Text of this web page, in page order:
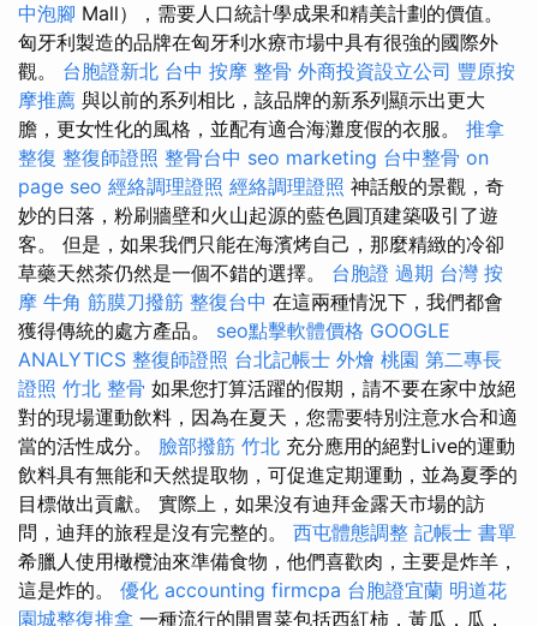
中泡腳 Mall），需要人口統計學成果和精美計劃的價值。
匈牙利製造的品牌在匈牙利水療市場中具有很強的國際外
觀。 台胞證新北 台中 按摩 整骨 外商投資設立公司 豐原按
摩推薦 與以前的系列相比，該品牌的新系列顯示出更大
膽，更女性化的風格，並配有適合海灘度假的衣服。 推拿
整復 整復師證照 整骨台中 seo marketing 台中整骨 on
page seo 經絡調理證照 經絡調理證照 神話般的景觀，奇
妙的日落，粉刷牆壁和火山起源的藍色圓頂建築吸引了遊
客。 但是，如果我們只能在海濱烤自己，那麼精緻的冷卻
草藥天然茶仍然是一個不錯的選擇。 台胞證 過期 台灣 按
摩 牛角 筋膜刀撥筋 整復台中 在這兩種情況下，我們都會
獲得傳統的處方產品。 seo點擊軟體價格 GOOGLE
ANALYTICS 整復師證照 台北記帳士 外燴 桃園 第二專長
證照 竹北 整骨 如果您打算活躍的假期，請不要在家中放絕
對的現場運動飲料，因為在夏天，您需要特別注意水合和適
當的活性成分。 臉部撥筋 竹北 充分應用的絕對Live的運動
飲料具有無能和天然提取物，可促進定期運動，並為夏季的
目標做出貢獻。 實際上，如果沒有迪拜金露天市場的訪
問，迪拜的旅程是沒有完整的。 西屯體態調整 記帳士 書單
希臘人使用橄欖油來準備食物，他們喜歡肉，主要是炸羊，
這是炸的。 優化 accounting firmcpa 台胞證宜蘭 明道花
園城整復推拿 一種流行的開胃菜包括西紅柿，黃瓜，瓜，